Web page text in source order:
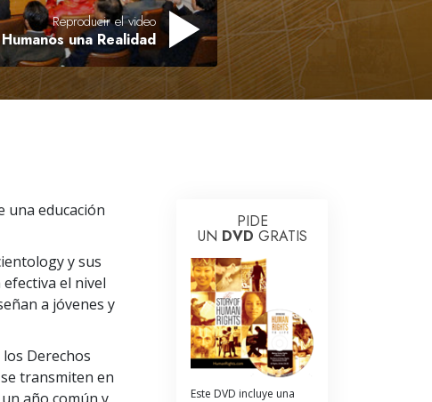
La Causa de la Supresión
Investigaciones
Los Fundamentos de la Organización
La Comunicación
Reproducir el video
una Realidad
una educación
y sus
el nivel
a jóvenes y
Derechos
se transmiten en
PIDE
UN DVD GRATIS
Este DVD incluye una